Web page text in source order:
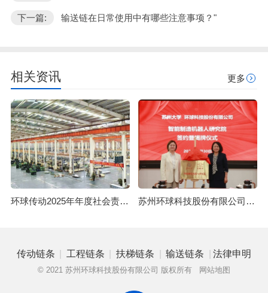
下一篇: 输送链在日常使用中有哪些注意事项？"
相关资讯 更多
环球传动2025年年度社会责任报告 苏州环球科技股份有限公司与苏州大学共建智能制造机器人研究院
传动链条 | 工程链条 | 扶梯链条 | 输送链条 | 法律申明
© 2021 苏州环球科技股份有限公司 版权所有 网站地图